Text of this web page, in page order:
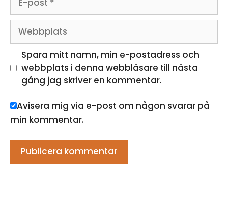
post
Webbplats
Spara mitt namn, min e-postadress och
webbplats i denna webbläsare till nästa
gång jag skriver en kommentar.
Avisera mig via e-post om någon svarar på
min kommentar.